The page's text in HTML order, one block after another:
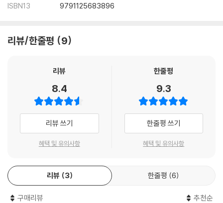
ISBN13
9791125683896
리뷰/한줄평 9
리뷰
8.4
리뷰 쓰기
혜택 및 유의사항
한줄평
9.3
한줄평 쓰기
혜택 및 유의사항
리뷰 3 한줄평 6
구매리뷰 추천순